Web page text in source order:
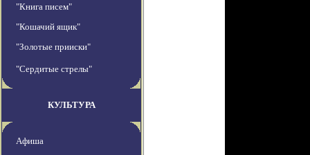
"Книга писем"
"Кошачий ящик"
"Золотые прииски"
"Сердитые стрелы"
КУЛЬТУРА
Афиша